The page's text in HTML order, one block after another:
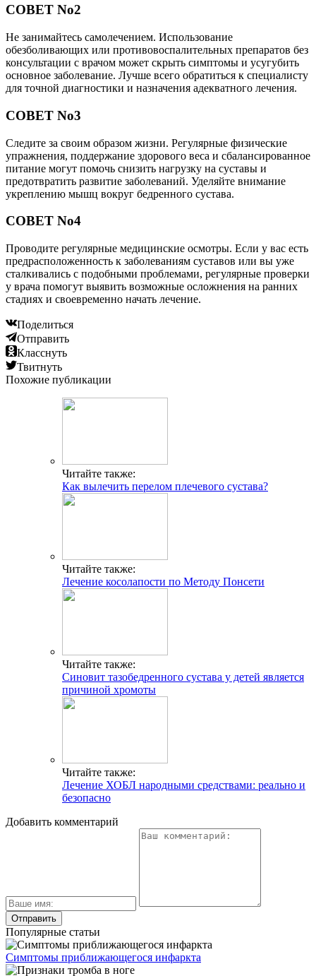
СОВЕТ No2
Не занимайтесь самолечением. Использование
обезболивающих или противовоспалительных препаратов без
консультации с врачом может скрыть симптомы и усугубить
основное заболевание. Лучше всего обратиться к специалисту
для точной диагностики и назначения адекватного лечения.
СОВЕТ No3
Следите за своим образом жизни. Регулярные физические
упражнения, поддержание здорового веса и сбалансированное
питание могут помочь снизить нагрузку на суставы и
предотвратить развитие заболеваний. Уделяйте внимание
укреплению мышц вокруг бедренного сустава.
СОВЕТ No4
Проводите регулярные медицинские осмотры. Если у вас есть
предрасположенность к заболеваниям суставов или вы уже
сталкивались с подобными проблемами, регулярные проверки
у врача помогут выявить возможные осложнения на ранних
стадиях и своевременно начать лечение.
Поделиться
Отправить
Класснуть
Твитнуть
Похожие публикации
Читайте также:
Как вылечить перелом плечевого сустава?
Читайте также:
Лечение косолапости по Методу Понсети
Читайте также:
Синовит тазобедренного сустава у детей является
причиной хромоты
Читайте также:
Лечение ХОБЛ народными средствами: реально и
безопасно
Добавить комментарий
Популярные статьи
Симптомы приближающегося инфаркта